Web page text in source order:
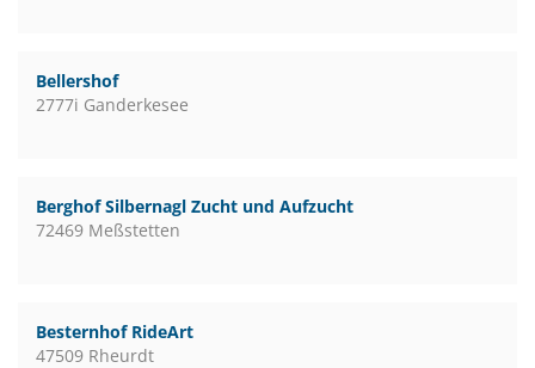
Bellershof
2777i Ganderkesee
Berghof Silbernagl Zucht und Aufzucht
72469 Meßstetten
Besternhof RideArt
47509 Rheurdt